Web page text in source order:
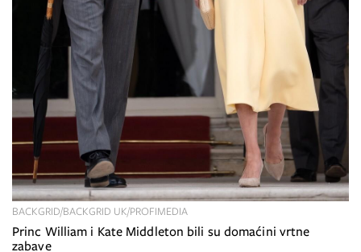
Princ William i Kate Middleton bili su domaćini vrtne
zabave
BACKGRID/BACKGRID UK/PROFIMEDIA